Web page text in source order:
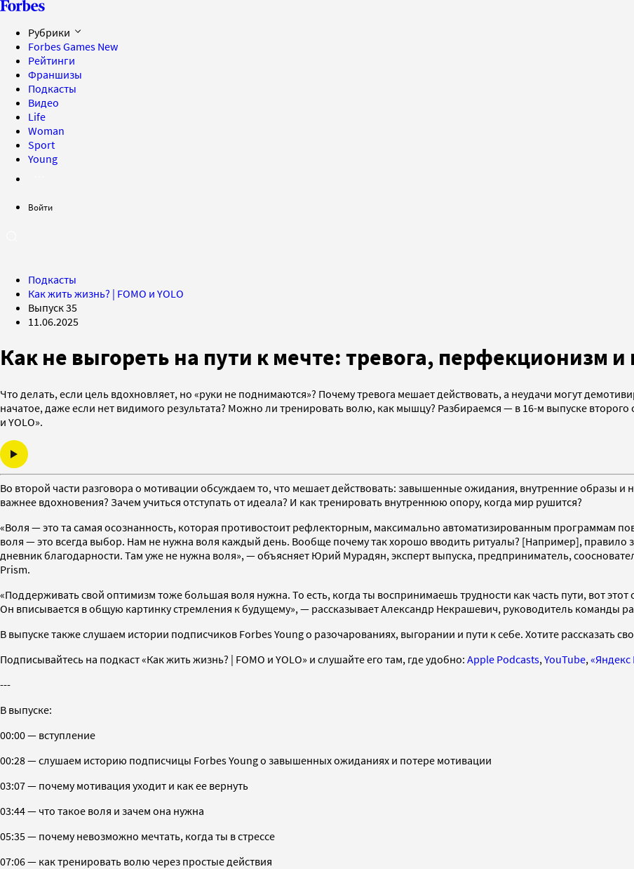
Рубрики
Forbes Games New
Рейтинги
Франшизы
Подкасты
Видео
Life
Woman
Sport
Young
Войти
Подкасты
Как жить жизнь? | FOMO и YOLO
Выпуск 35
11.06.2025
Как не выгореть на пути к мечте: тревога, перфекционизм и
Что делать, если цель вдохновляет, но «руки не поднимаются»? Почему тревога мешает действовать, а неудачи могут
начатое, даже если нет видимого результата? Можно ли тренировать волю, как мышцу? Разбираемся — в 16-м выпуске второго
и YOLO».
Во второй части разговора о мотивации обсуждаем то, что мешает действовать: завышенные ожидания, внутренние образы и
важнее вдохновения? Зачем учиться отступать от идеала? И как тренировать внутреннюю опору, когда мир рушится?
«Воля — это та самая осознанность, которая противостоит рефлекторным, максимально автоматизированным программам
воля — это всегда выбор. Нам не нужна воля каждый день. Вообще почему так хорошо вводить ритуалы? [Например], правило
дневник благодарности. Там уже не нужна воля», — объясняет Юрий Мурадян, эксперт выпуска, предприниматель,
Prism.
«Поддерживать свой оптимизм тоже большая воля нужна. То есть, когда ты воспринимаешь трудности как часть пути, вот
Он вписывается в общую картинку стремления к будущему», — рассказывает Александр Некрашевич, руководитель команды
В выпуске также слушаем истории подписчиков Forbes Young о разочарованиях, выгорании и пути к себе. Хотите рассказать
Подписывайтесь на подкаст «Как жить жизнь? | FOMO и YOLO» и слушайте его там, где удобно: Apple Podcasts, YouTube, «Яндекс
---
В выпуске:
00:00 — вступление
00:28 — слушаем историю подписчицы Forbes Young о завышенных ожиданиях и потере мотивации
03:07 — почему мотивация уходит и как ее вернуть
03:44 — что такое воля и зачем она нужна
05:35 — почему невозможно мечтать, когда ты в стрессе
07:06 — как тренировать волю через простые действия